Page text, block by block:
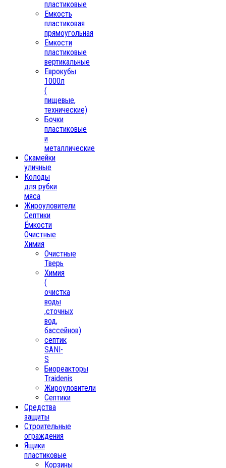
пластиковые
Емкость
пластиковая
прямоугольная
Емкости
пластиковые
вертикальные
Еврокубы
1000л
(
пищевые,
технические)
Бочки
пластиковые
и
металлические
Скамейки
уличные
Колоды
для рубки
мяса
Жироуловители
Септики
Ёмкости
Очистные
Химия
Очистные
Тверь
Химия
(
очистка
воды
,сточных
вод,
бассейнов)
септик
SANI-
S
Биореакторы
Traidenis
Жироуловители
Септики
Средства
защиты
Строительные
ограждения
Ящики
пластиковые
Корзины